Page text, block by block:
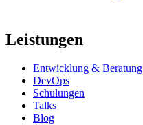
Leistungen
Entwicklung & Beratung
DevOps
Schulungen
Talks
Blog